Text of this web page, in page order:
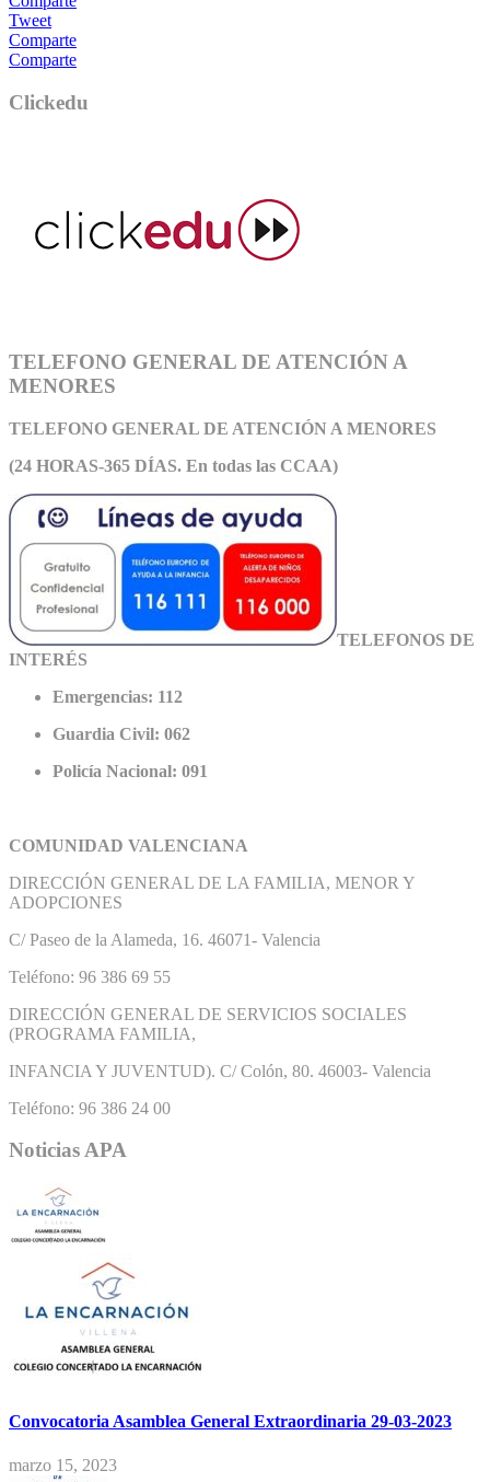
Tweet
Comparte
Comparte
Clickedu
TELEFONO GENERAL DE ATENCIÓN A
MENORES
TELEFONO GENERAL DE ATENCIÓN A MENORES
(24 HORAS-365 DÍAS. En todas las CCAA)
TELEFONOS DE
INTERÉS
Emergencias: 112
Guardia Civil: 062
Policía Nacional: 091
COMUNIDAD VALENCIANA
DIRECCIÓN GENERAL DE LA FAMILIA, MENOR Y
ADOPCIONES
C/ Paseo de la Alameda, 16. 46071- Valencia
Teléfono: 96 386 69 55
DIRECCIÓN GENERAL DE SERVICIOS SOCIALES
(PROGRAMA FAMILIA,
INFANCIA Y JUVENTUD). C/ Colón, 80. 46003- Valencia
Teléfono: 96 386 24 00
Noticias APA
Convocatoria Asamblea General Extraordinaria 29-03-2023
marzo 15, 2023